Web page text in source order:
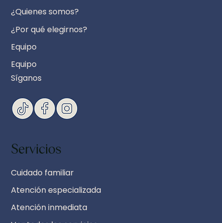
Servicios
Cuidado familiar
Atención especializada
Atención inmediata
¿Quienes somos?
¿Por qué elegirnos?
Equipo
Equipo
Síganos